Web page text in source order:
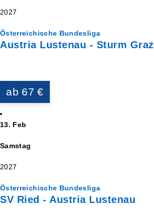
2027
Österreichische Bundesliga
Austria Lustenau - Sturm Graz
ab 67 €
13. Feb
Samstag
2027
Österreichische Bundesliga
SV Ried - Austria Lustenau